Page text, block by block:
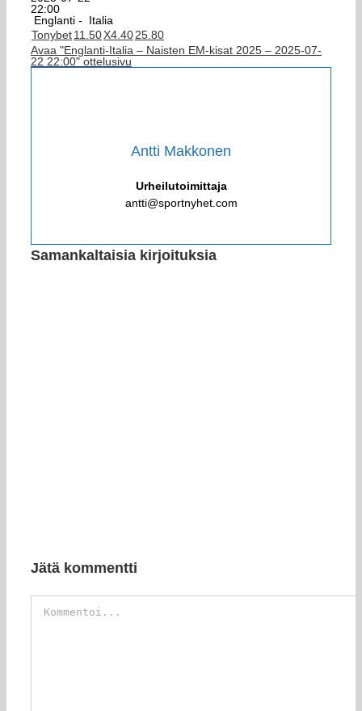
22:00
Englanti -
Italia
Tonybet11.50X4.4025.80
Avaa "Englanti-Italia – Naisten EM-kisat 2025 – 2025-07-
22 22:00" ottelusivu
Antti Makkonen
Urheilutoimittaja
antti@sportnyhet.com
Samankaltaisia kirjoituksia
Jätä kommentti